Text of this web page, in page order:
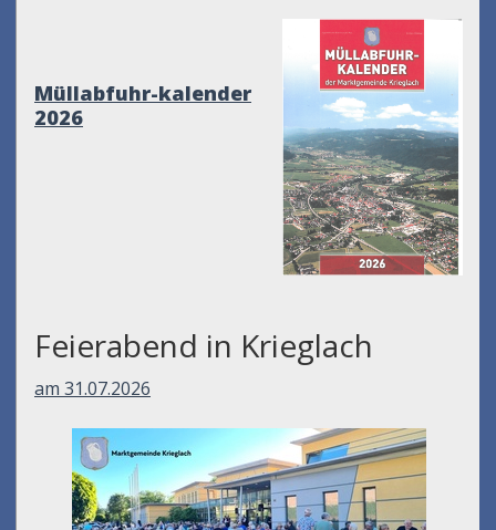
Müllabfuhr-kalender
2026
Feierabend in Krieglach
am 31.07.2026